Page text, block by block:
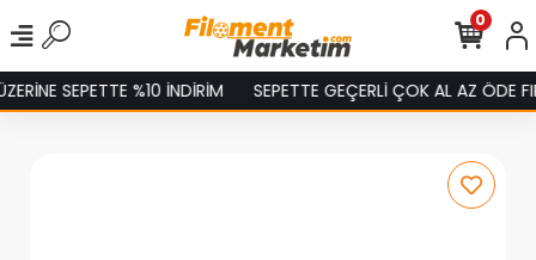
SEPETTE %10 İNDİRİM SEPETTE GEÇERLİ ÇOK AL AZ ÖDE
0